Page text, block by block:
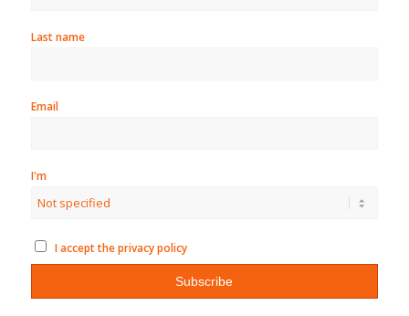
Last name
Email
I'm
I accept the privacy policy